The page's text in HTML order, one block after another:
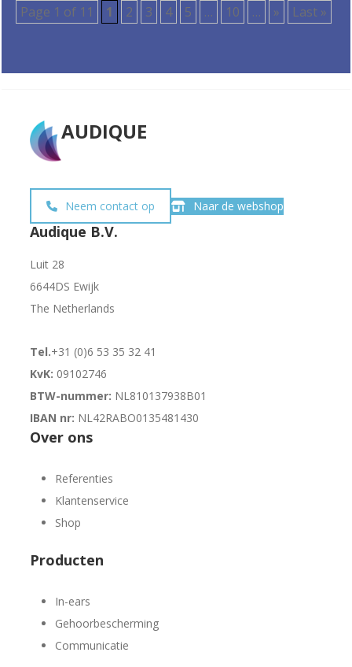
Page 1 of 11 1 2 3 4 5 … 10 … » Last »
AUDIQUE
Neem contact op Naar de webshop
Audique B.V.
Luit 28
6644DS Ewijk
The Netherlands
Tel.+31 (0)6 53 35 32 41
KvK: 09102746
BTW-nummer: NL810137938B01
IBAN nr: NL42RABO0135481430
Over ons
Referenties
Klantenservice
Shop
Producten
In-ears
Gehoorbescherming
Communicatie